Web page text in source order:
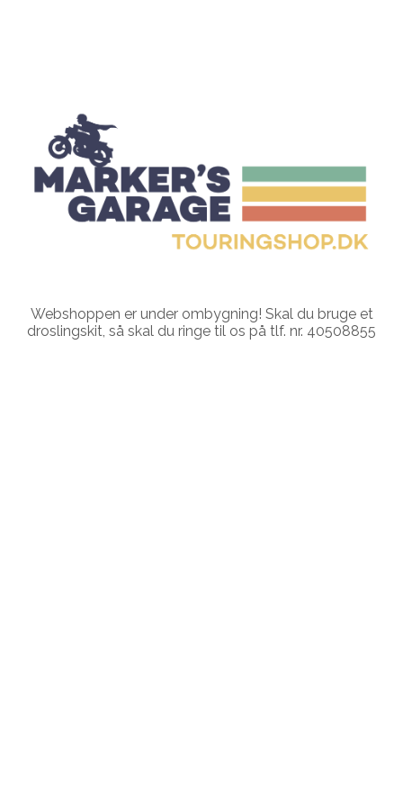
Webshoppen er under ombygning! Skal du bruge et
droslingskit, så skal du ringe til os på tlf. nr. 40508855